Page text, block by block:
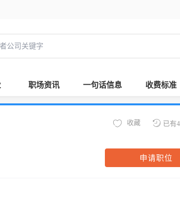
职场资讯 一句话信息 收费标准
已有
收藏
申请职位